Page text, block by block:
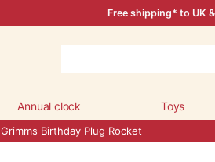
Free shipping* to UK
Annual clock Toys
Grimms Birthday Plug Rocket